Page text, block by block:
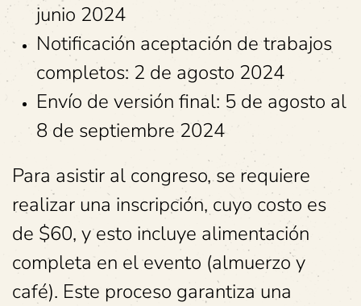
junio 2024
Notificación aceptación de trabajos
completos: 2 de agosto 2024
Envío de versión final: 5 de agosto al
8 de septiembre 2024
Para asistir al congreso, se requiere
realizar una inscripción, cuyo costo es
de $60, y esto incluye alimentación
completa en el evento (almuerzo y
café). Este proceso garantiza una